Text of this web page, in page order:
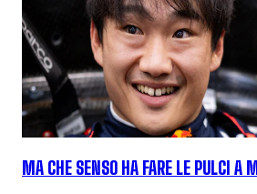
MA CHE SENSO HA FARE LE PULCI A